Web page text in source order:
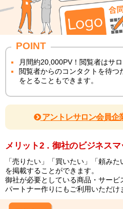
POINT
月間約20,000PV！閲覧者はサ
閲覧者からのコンタクトを待つ
をとることもできます。
アントレサロン会員企
メリット2．御社のビジネス
「売りたい」「買いたい」「頼み
を掲載することができます。
御社が必要としている商品・サービ
パートナー作りにもご利用いただけ